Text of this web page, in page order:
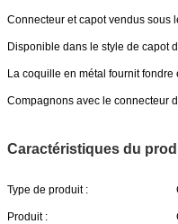
Connecteur et capot vendus sous
Disponible dans le style de capot
La coquille en métal fournit fondre
Compagnons avec le connecteur
Caractéristiques du
Type de produit :
Produit :